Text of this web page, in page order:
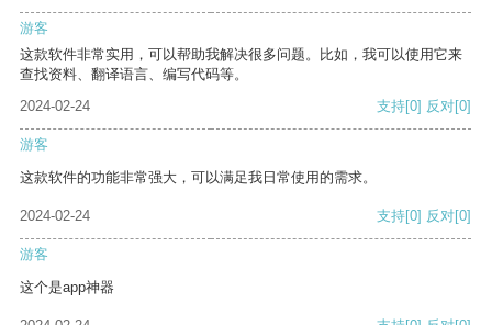
游客
这款软件非常实用，可以帮助我解决很多问题。比如，我可以使用它来
查找资料、翻译语言、编写代码等。
2024-02-24
支持[0] 反对[0]
游客
这款软件的功能非常强大，可以满足我日常使用的需求。
2024-02-24 支持[0] 反对[0]
游客
这个是app神器